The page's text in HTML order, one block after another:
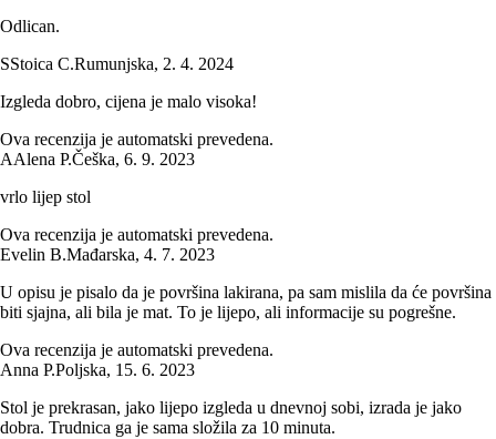
Odlican.
SStoica C.Rumunjska, 2. 4. 2024
Izgleda dobro, cijena je malo visoka!
Ova recenzija je automatski prevedena.
AAlena P.Češka, 6. 9. 2023
vrlo lijep stol
Ova recenzija je automatski prevedena.
Evelin B.Mađarska, 4. 7. 2023
U opisu je pisalo da je površina lakirana, pa sam mislila da će površina
biti sjajna, ali bila je mat. To je lijepo, ali informacije su pogrešne.
Ova recenzija je automatski prevedena.
Anna P.Poljska, 15. 6. 2023
Stol je prekrasan, jako lijepo izgleda u dnevnoj sobi, izrada je jako
dobra. Trudnica ga je sama složila za 10 minuta.